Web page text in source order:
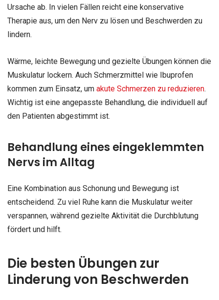
Ursache ab. In vielen Fällen reicht eine konservative
Therapie aus, um den Nerv zu lösen und Beschwerden zu
lindern.
Wärme, leichte Bewegung und gezielte Übungen können die
Muskulatur lockern. Auch Schmerzmittel wie Ibuprofen
kommen zum Einsatz, um akute Schmerzen zu reduzieren.
Wichtig ist eine angepasste Behandlung, die individuell auf
den Patienten abgestimmt ist.
Behandlung eines eingeklemmten
Nervs im Alltag
Eine Kombination aus Schonung und Bewegung ist
entscheidend. Zu viel Ruhe kann die Muskulatur weiter
verspannen, während gezielte Aktivität die Durchblutung
fördert und hilft.
Die besten Übungen zur
Linderung von Beschwerden